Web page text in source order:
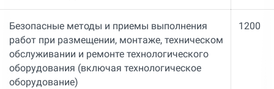
Безопасные методы и приемы выполнения
работ при размещении, монтаже, техническом
обслуживании и ремонте технологического
оборудования (включая технологическое
оборудование)
1200